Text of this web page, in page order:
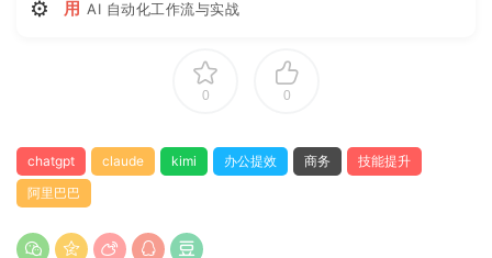
⚙ 用 AI 自动化工作流与实战
0 0
chatgpt claude kimi 办公提效 商务
技能提升
阿里巴巴